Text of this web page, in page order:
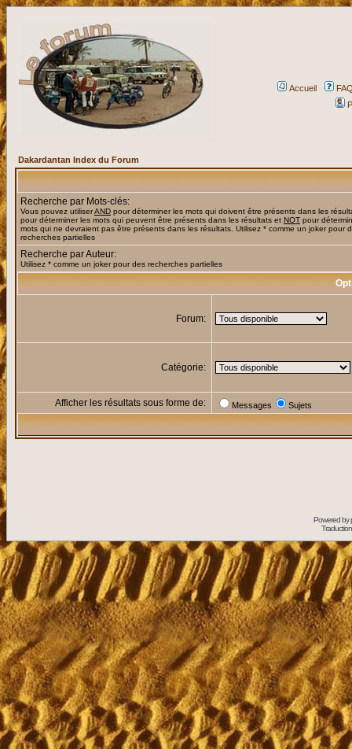
Accueil
Dakardantan Index du Forum
Recherche par Mots-clés:
Vous pouvez utiliserAND pour déterminer les mots qui doivent être présents dans les
pour déterminer les mots qui peuvent être présents dans les résultats et NOT pour
mots qui ne devraient pas être présents dans les résultats. Utilisez * comme un joker pour
recherches partielles
Recherche par Auteur:
Utilisez * comme un joker pour des recherches partielles
Forum:
Catégorie:
Afficher les résultats sous forme de: Messages Sujets
Powered by